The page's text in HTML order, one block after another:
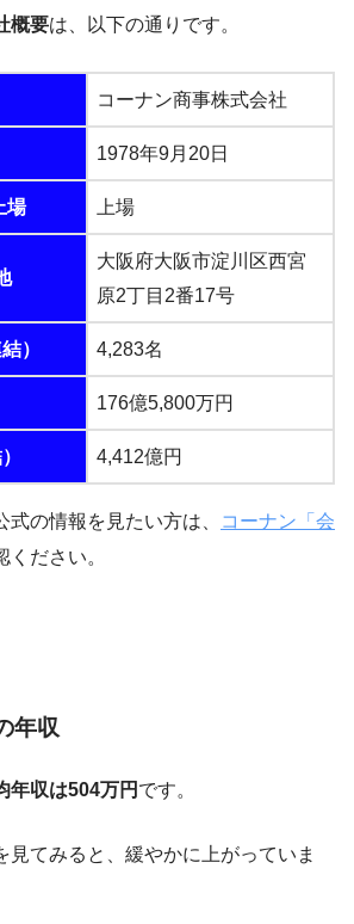
概要は、以下の通りです。
コーナン商事株式会社
1978年9月20日
場 上場
大阪府大阪市淀川区西宮
原2丁目2番17号
） 4,283名
176億5,800万円
4,412億円
の情報を見たい方は、
コーナン「会
ください。
年収
年収は504万円 です。
見てみると、緩やかに上がっていま